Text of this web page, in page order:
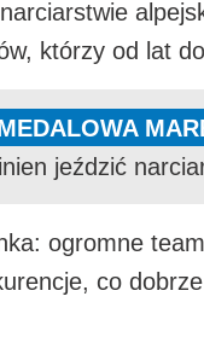
którzy od lat
jeździć
ogromne
co